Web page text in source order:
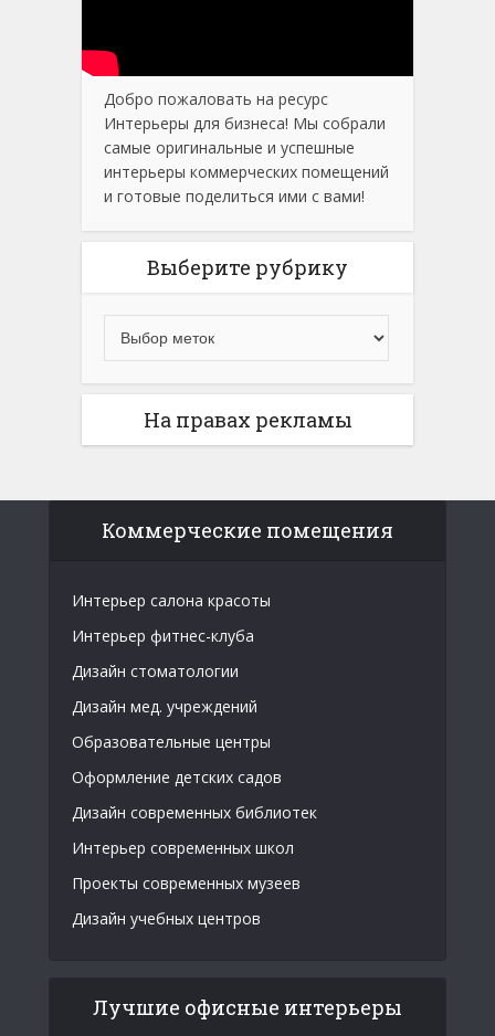
Добро пожаловать на ресурс
Интерьеры для бизнеса! Мы собрали
самые оригинальные и успешные
интерьеры коммерческих помещений
и готовые поделиться ими с вами!
Выберите рубрику
На правах рекламы
Коммерческие помещения
Интерьер салона красоты
Интерьер фитнес-клуба
Дизайн стоматологии
Дизайн мед. учреждений
Образовательные центры
Оформление детских садов
Дизайн современных библиотек
Интерьер современных школ
Проекты современных музеев
Дизайн учебных центров
Лучшие офисные интерьеры